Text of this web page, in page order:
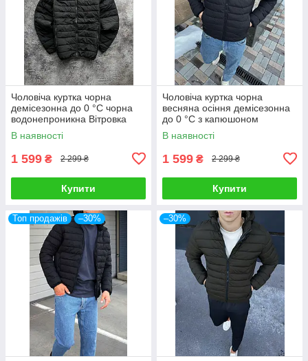
Чоловіча куртка чорна
демісезонна до 0 °C чорна
водонепроникна Вітровка
осіння з капюшоном
В наявності
1 599 ₴ 2 299 ₴
Купити
Чоловіча куртка чорна
весняна осіння демісезонна
до 0 °C з капюшоном
водонепроникна
В наявності
1 599 ₴ 2 299 ₴
Купити
Топ продажів –30% –30%